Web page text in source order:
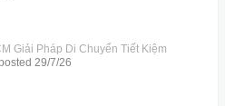
Giải Pháp Di Chuyển Tiết Kiệm
29/7/26